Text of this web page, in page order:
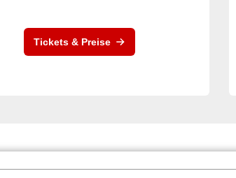
Tickets & Preise